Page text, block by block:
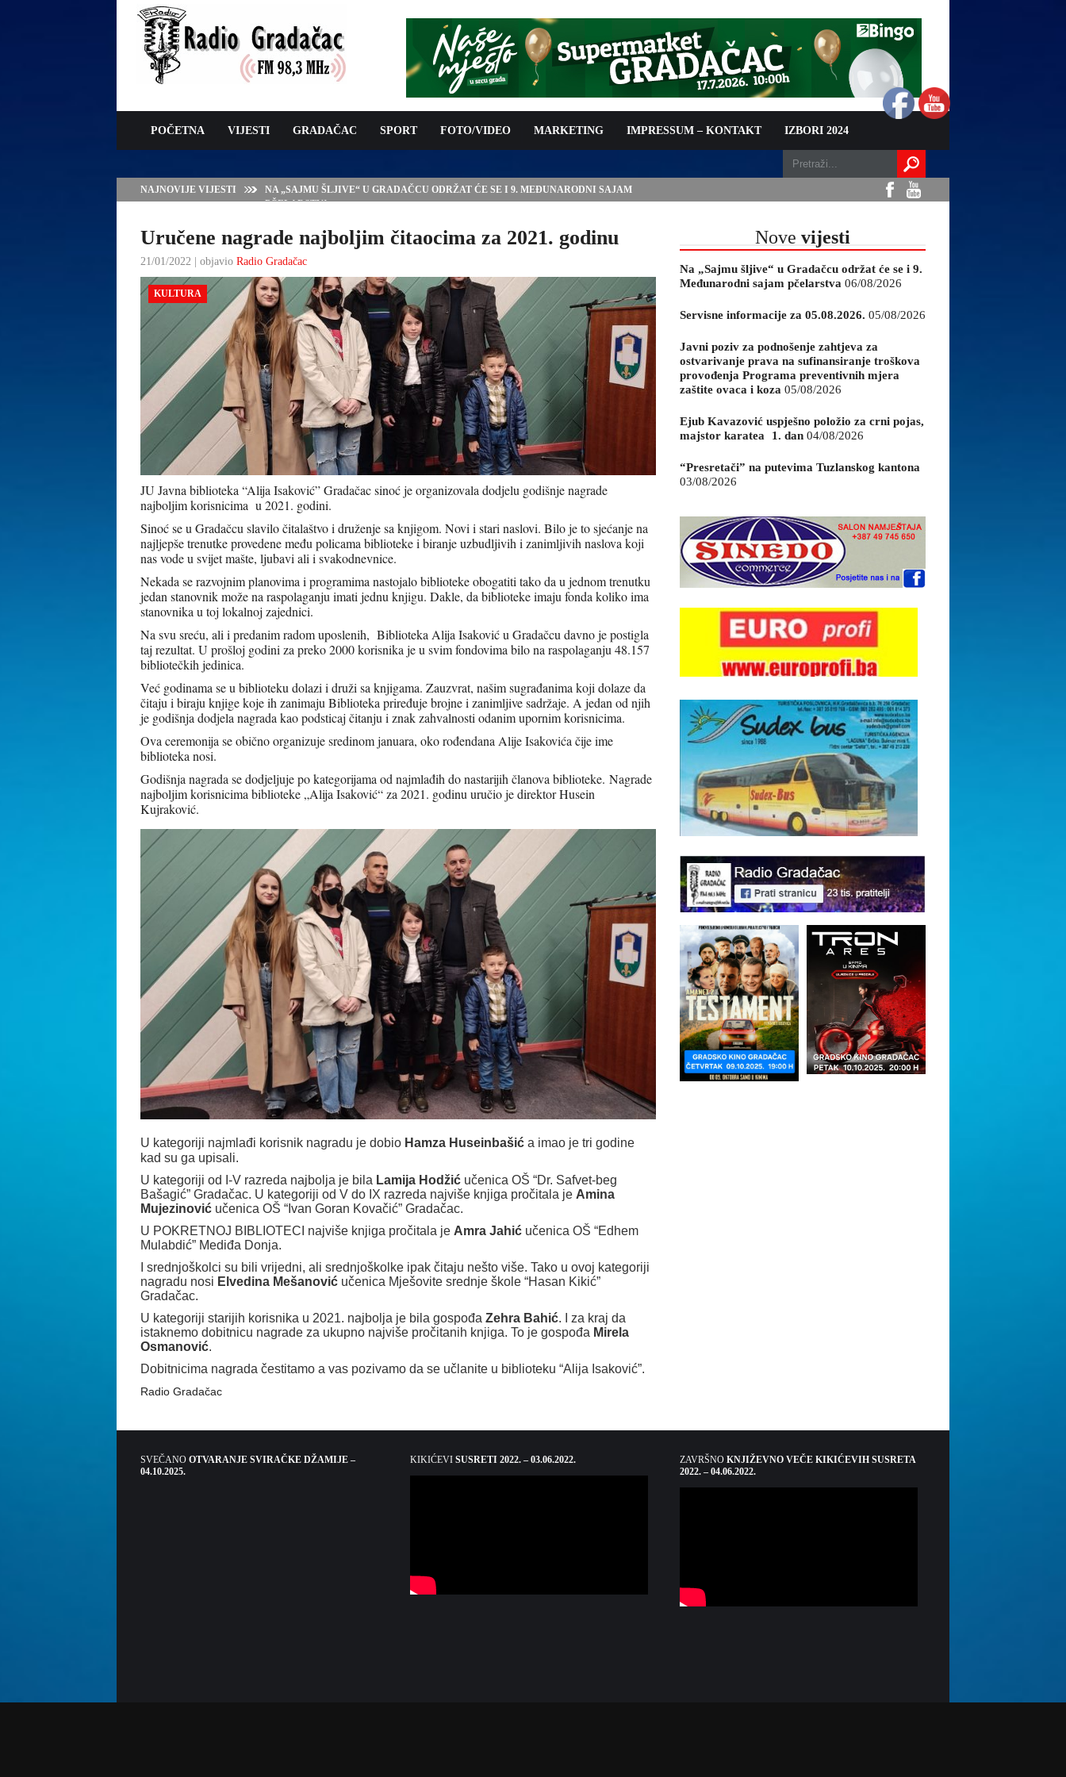
POČETNA VIJESTI GRADAČAC SPORT FOTO/VIDEO MARKETING IMPRESSUM – KONTAKT IZBORI 2024
NAJNOVIJE VIJESTI
NA „SAJMU ŠLJIVE“ U GRADAČCU ODRŽAT ĆE SE I 9. MEĐUNARODNI SAJAM
PČELARSTVA
Uručene nagrade najboljim čitaocima za 2021. godinu
21/01/2022 | objavio Radio Gradačac
KULTURA
JU Javna biblioteka “Alija Isaković” Gradačac sinoć je organizovala dodjelu godišnje nagrade
najboljim korisnicima u 2021. godini.
Sinoć se u Gradačcu slavilo čitalaštvo i druženje sa knjigom. Novi i stari naslovi. Bilo je to sjećanje na
najljepše trenutke provedene među policama biblioteke i biranje uzbudljivih i zanimljivih naslova koji
nas vode u svijet mašte, ljubavi ali i svakodnevnice.
Nekada se razvojnim planovima i programima nastojalo biblioteke obogatiti tako da u jednom trenutku
jedan stanovnik može na raspolaganju imati jednu knjigu. Dakle, da biblioteke imaju fonda koliko ima
stanovnika u toj lokalnoj zajednici.
Na svu sreću, ali i predanim radom uposlenih, Biblioteka Alija Isaković u Gradačcu davno je postigla
taj rezultat. U prošloj godini za preko 2000 korisnika je u svim fondovima bilo na raspolaganju 48.157
bibliotečkih jedinica.
Već godinama se u biblioteku dolazi i druži sa knjigama. Zauzvrat, našim sugrađanima koji dolaze da
čitaju i biraju knjige koje ih zanimaju Biblioteka priređuje brojne i zanimljive sadržaje. A jedan od njih
je godišnja dodjela nagrada kao podsticaj čitanju i znak zahvalnosti odanim upornim korisnicima.
Ova ceremonija se obično organizuje sredinom januara, oko rođendana Alije Isakovića čije ime
biblioteka nosi.
Godišnja nagrada se dodjeljuje po kategorijama od najmlađih do nastarijih članova biblioteke. Nagrade
najboljim korisnicima biblioteke „Alija Isaković“ za 2021. godinu uručio je direktor Husein
Kujraković.
U kategoriji najmlađi korisnik nagradu je dobio Hamza Huseinbašić a imao je tri godine
kad su ga upisali.
U kategoriji od I-V razreda najbolja je bila Lamija Hodžić učenica OŠ “Dr. Safvet-beg
Bašagić” Gradačac. U kategoriji od V do IX razreda najviše knjiga pročitala je Amina
Mujezinović učenica OŠ “Ivan Goran Kovačić” Gradačac.
U POKRETNOJ BIBLIOTECI najviše knjiga pročitala je Amra Jahić učenica OŠ “Edhem
Mulabdić” Mediđa Donja.
I srednjoškolci su bili vrijedni, ali srednjoškolke ipak čitaju nešto više. Tako u ovoj kategoriji
nagradu nosi Elvedina Mešanović učenica Mješovite srednje škole “Hasan Kikić”
Gradačac.
U kategoriji starijih korisnika u 2021. najbolja je bila gospođa Zehra Bahić. I za kraj da
istaknemo dobitnicu nagrade za ukupno najviše pročitanih knjiga. To je gospođa Mirela
Osmanović.
Dobitnicima nagrada čestitamo a vas pozivamo da se učlanite u biblioteku “Alija Isaković”.
Radio Gradačac
Nove vijesti
Na „Sajmu šljive“ u Gradačcu održat će se i 9.
Međunarodni sajam pčelarstva 06/08/2026
Servisne informacije za 05.08.2026. 05/08/2026
Javni poziv za podnošenje zahtjeva za
ostvarivanje prava na sufinansiranje troškova
provođenja Programa preventivnih mjera
zaštite ovaca i koza 05/08/2026
Ejub Kavazović uspješno položio za crni pojas,
majstor karatea 1. dan 04/08/2026
“Presretači” na putevima Tuzlanskog kantona
03/08/2026
SVEČANO OTVARANJE SVIRAČKE DŽAMIJE –
04.10.2025.
KIKIĆEVI SUSRETI 2022. – 03.06.2022. ZAVRŠNO KNJIŽEVNO VEČE KIKIĆEVIH SUSRETA
2022. – 04.06.2022.